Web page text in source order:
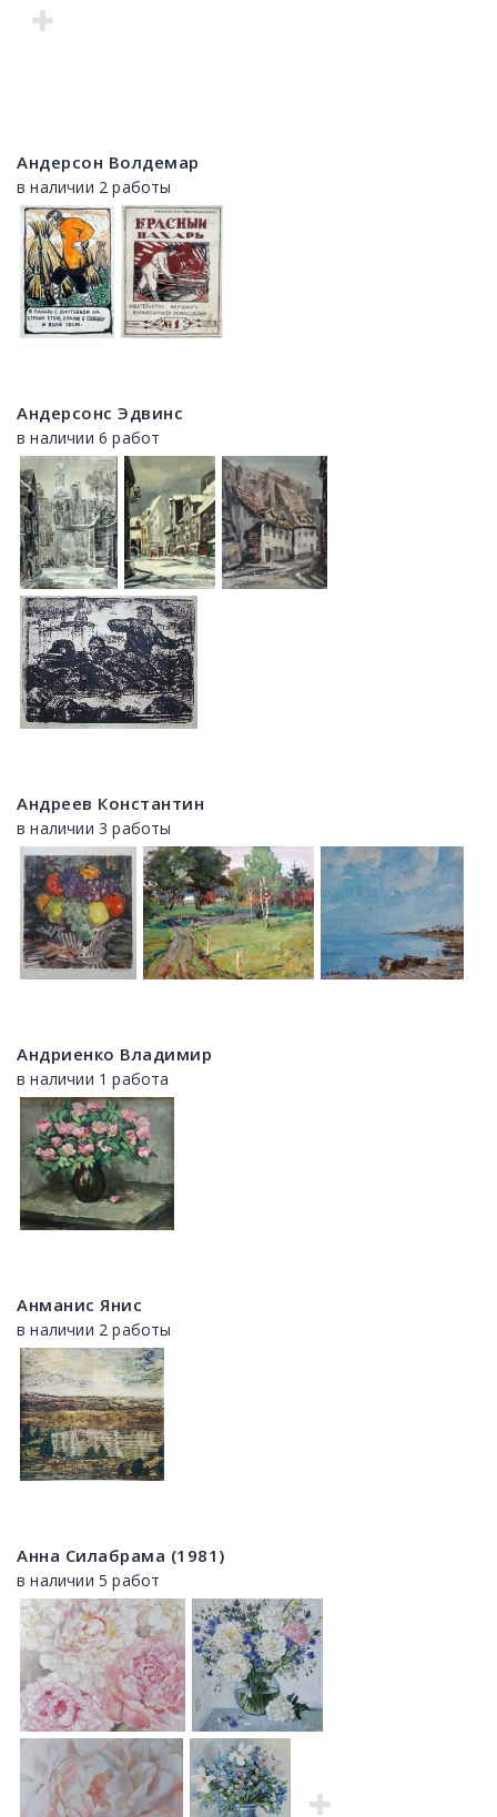
Андерсон Волдемар
в наличии 2 работы
Андерсонс Эдвинс
в наличии 6 работ
Андреев Константин
в наличии 3 работы
Андриенко Владимир
в наличии 1 работа
Анманис Янис
в наличии 2 работы
Анна Силабрама (1981)
в наличии 5 работ